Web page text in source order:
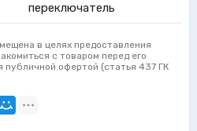
переключатель
в целях предоставления
с товаром перед его
публичной офертой (статья 437 ГК